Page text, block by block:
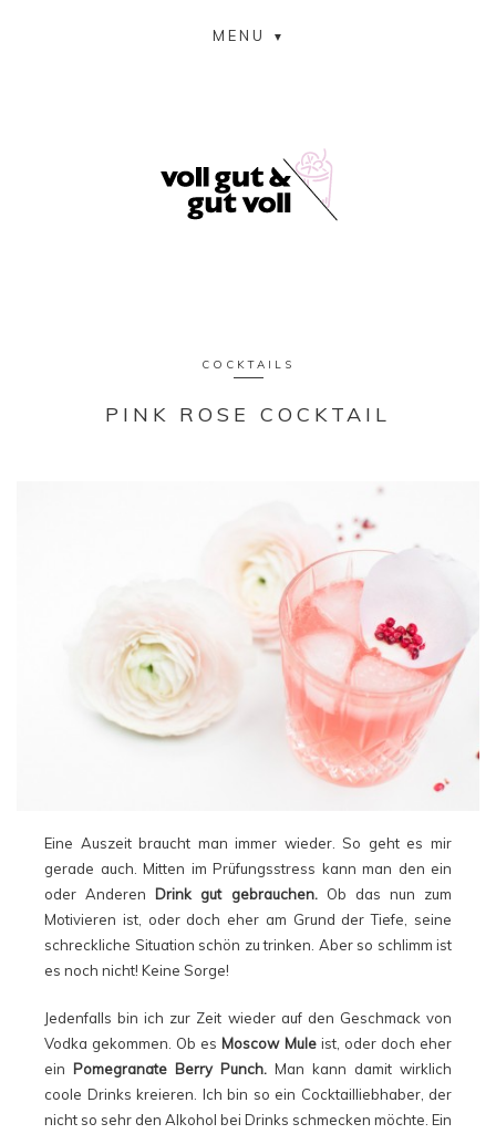
MENU
COCKTAILS
PINK ROSE COCKTAIL
Eine Auszeit braucht man immer wieder. So geht es mir
gerade auch. Mitten im Prüfungsstress kann man den ein
oder Anderen Drink gut gebrauchen.Ob das nun zum
Motivieren ist, oder doch eher am Grund der Tiefe, seine
schreckliche Situation schön zu trinken. Aber so schlimm ist
es noch nicht! Keine Sorge!
Jedenfalls bin ich zur Zeit wieder auf den Geschmack von
Vodka gekommen. Ob es Moscow Muleist, oder doch eher
ein Pomegranate Berry Punch. Man kann damit wirklich
coole Drinks kreieren. Ich bin so ein Cocktailliebhaber, der
nicht so sehr den Alkohol bei Drinks schmecken möchte. Ein